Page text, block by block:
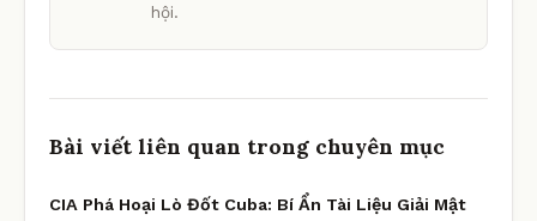
hội.
Bài viết liên quan trong chuyên mục
CIA Phá Hoại Lò Đốt Cuba: Bí Ẩn Tài Liệu Giải Mật